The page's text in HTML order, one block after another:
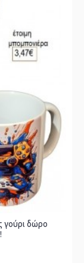
γούρι δώρο